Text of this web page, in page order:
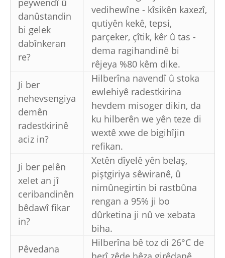
peywendî û
danûstandin
bi gelek
dabînkeran
re?
vedihewîne - kîsikên kaxezî,
qutiyên kekê, tepsi,
parçeker, çîtik, kêr û tas -
dema ragihandinê bi
rêjeya %80 kêm dike.
Ji ber
nehevsengiya
demên
radestkirinê
aciz in?
Hilberîna navendî û stoka
ewlehiyê radestkirina
hevdem misoger dikin, da
ku hilberên we yên teze di
wextê xwe de bigihîjin
refikan.
Ji ber pelên
xelet an jî
ceribandinên
bêdawî fikar
in?
Xetên dîyelê yên belaş,
piştgiriya sêwiranê, û
nimûnegirtin bi rastbûna
rengan a 95% ji bo
dûrketina ji nû ve xebata
biha.
Pêvedana
Hilberîna bê toz di 26°C de